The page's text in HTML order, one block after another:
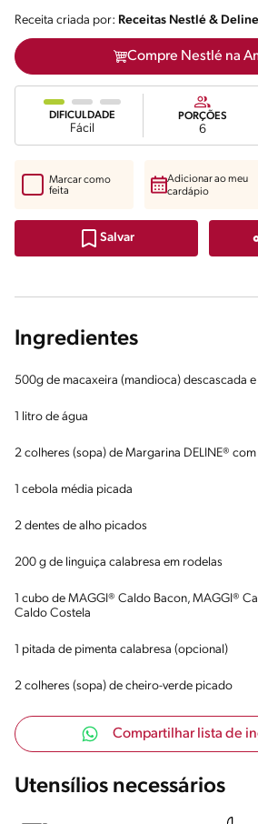
Receita criada por: Receitas Nestlé & Deline
Compre Nestlé na
DIFICULDADE
Fácil
PORÇÕES
6
Salvar
Marcar como
feita
Adicionar ao meu
cardápio
Ingredientes
500g de macaxeira (mandioca) descascada
1 litro de água
2 colheres (sopa) de Margarina DELINE® com
1 cebola média picada
2 dentes de alho picados
200 g de linguiça calabresa em rodelas
1 cubo de MAGGI® Caldo Bacon, MAGGI®
Caldo Costela
1 pitada de pimenta calabresa (opcional)
2 colheres (sopa) de cheiro-verde picado
Compartilhar lista de
Utensílios necessários